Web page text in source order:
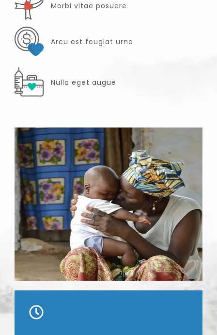
Morbi vitae posuere
Arcu est feugiat urna
Nulla eget augue